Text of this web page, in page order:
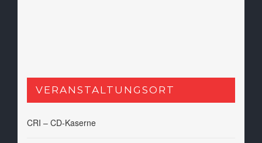
VERANSTALTUNGSORT
CRI – CD-Kaserne